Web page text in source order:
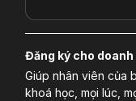
Đăng ký cho doanh
Giúp nhân viên của
khoá học, mọi lúc,